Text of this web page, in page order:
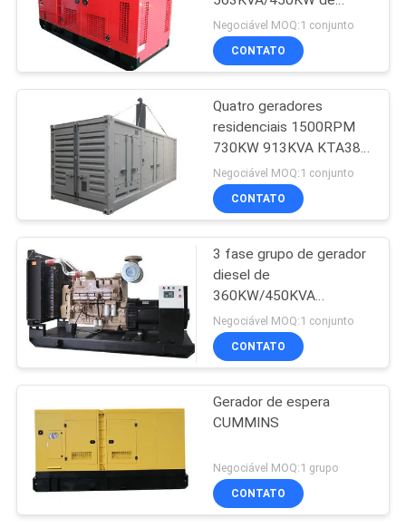
CUMMINS da
construção principal do
poder
Negociável MOQ:1 conjunto
CONTATO
Quatro geradores
residenciais 1500RPM
730KW 913KVA KTA38-
G2A de CUMMINS do
curso
Negociável MOQ:1 conjunto
CONTATO
3 fase grupo de gerador
diesel de
360KW/450KVA
CUMMINS com sistema
de controlo DSE6020
Negociável MOQ:1 conjunto
CONTATO
Gerador de espera
CUMMINS
Negociável MOQ:1 grupo
CONTATO